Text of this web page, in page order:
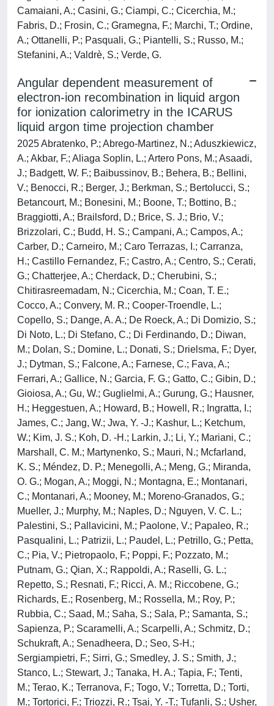
Camaiani, A.; Casini, G.; Ciampi, C.; Cicerchia, M.;
Fabris, D.; Frosin, C.; Gramegna, F.; Marchi, T.; Ordine,
A.; Ottanelli, P.; Pasquali, G.; Piantelli, S.; Russo, M.;
Stefanini, A.; Valdrè, S.; Verde, G.
Angular dependent measurement of
electron-ion recombination in liquid argon
for ionization calorimetry in the ICARUS
liquid argon time projection chamber
2025 Abratenko, P.; Abrego-Martinez, N.; Aduszkiewicz,
A.; Akbar, F.; Aliaga Soplin, L.; Artero Pons, M.; Asaadi,
J.; Badgett, W. F.; Baibussinov, B.; Behera, B.; Bellini,
V.; Benocci, R.; Berger, J.; Berkman, S.; Bertolucci, S.;
Betancourt, M.; Bonesini, M.; Boone, T.; Bottino, B.;
Braggiotti, A.; Brailsford, D.; Brice, S. J.; Brio, V.;
Brizzolari, C.; Budd, H. S.; Campani, A.; Campos, A.;
Carber, D.; Carneiro, M.; Caro Terrazas, I.; Carranza,
H.; Castillo Fernandez, F.; Castro, A.; Centro, S.; Cerati,
G.; Chatterjee, A.; Cherdack, D.; Cherubini, S.;
Chitirasreemadam, N.; Cicerchia, M.; Coan, T. E.;
Cocco, A.; Convery, M. R.; Cooper-Troendle, L.;
Copello, S.; Dange, A. A.; De Roeck, A.; Di Domizio, S.;
Di Noto, L.; Di Stefano, C.; Di Ferdinando, D.; Diwan,
M.; Dolan, S.; Domine, L.; Donati, S.; Drielsma, F.; Dyer,
J.; Dytman, S.; Falcone, A.; Farnese, C.; Fava, A.;
Ferrari, A.; Gallice, N.; Garcia, F. G.; Gatto, C.; Gibin, D.;
Gioiosa, A.; Gu, W.; Guglielmi, A.; Gurung, G.; Hausner,
H.; Heggestuen, A.; Howard, B.; Howell, R.; Ingratta, I.;
James, C.; Jang, W.; Jwa, Y. -J.; Kashur, L.; Ketchum,
W.; Kim, J. S.; Koh, D. -H.; Larkin, J.; Li, Y.; Mariani, C.;
Marshall, C. M.; Martynenko, S.; Mauri, N.; Mcfarland,
K. S.; Méndez, D. P.; Menegolli, A.; Meng, G.; Miranda,
O. G.; Mogan, A.; Moggi, N.; Montagna, E.; Montanari,
C.; Montanari, A.; Mooney, M.; Moreno-Granados, G.;
Mueller, J.; Murphy, M.; Naples, D.; Nguyen, V. C. L.;
Palestini, S.; Pallavicini, M.; Paolone, V.; Papaleo, R.;
Pasqualini, L.; Patrizii, L.; Paudel, L.; Petrillo, G.; Petta,
C.; Pia, V.; Pietropaolo, F.; Poppi, F.; Pozzato, M.;
Putnam, G.; Qian, X.; Rappoldi, A.; Raselli, G. L.;
Repetto, S.; Resnati, F.; Ricci, A. M.; Riccobene, G.;
Richards, E.; Rosenberg, M.; Rossella, M.; Roy, P.;
Rubbia, C.; Saad, M.; Saha, S.; Sala, P.; Samanta, S.;
Sapienza, P.; Scaramelli, A.; Scarpelli, A.; Schmitz, D.;
Schukraft, A.; Senadheera, D.; Seo, S-H.;
Sergiampietri, F.; Sirri, G.; Smedley, J. S.; Smith, J.;
Stanco, L.; Stewart, J.; Tanaka, H. A.; Tapia, F.; Tenti,
M.; Terao, K.; Terranova, F.; Togo, V.; Torretta, D.; Torti,
M.; Tortorici, F.; Triozzi, R.; Tsai, Y. -T.; Tufanli, S.; Usher,